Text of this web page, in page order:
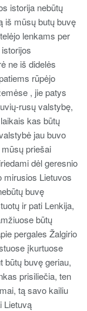
istorija nebūtų
iš mūsų butų buvę
lenkams per
ne iš didelės
rūpėjo
, jie patys
rusų valstybę,
kas būtų
jau buvo
priešai
dėl geresnio
mirusios Lietuvos
buvę
ir pati Lenkija,
būtų
pergales Žalgirio
įkurtuose
būtų buvę geriau,
prisiliečia, ten
tą savo kailiu
Lietuvą